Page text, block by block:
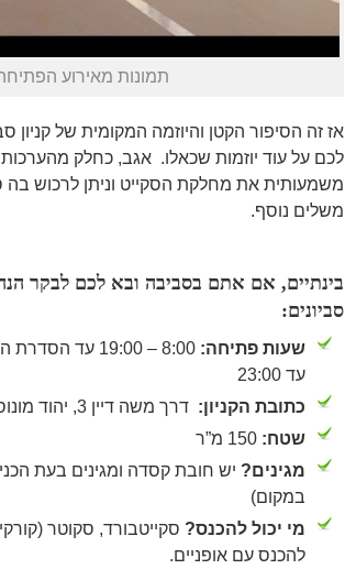
תמונות מאירוע
אז זה הסיפור הקטן והיוזמה המקומית של קניון
לכם על עוד יוזמות שכאלו. אגב, כחלק
משמעותית את מחלקת הסקייט וניתן לרכוש בה
משלים נוסף.
בינתיים, אם אתם בסביבה ובא לכם לבקר
סביונים:
שעות פתיחה:
8:00 – 19:00
עד 23:00
כתובת הקניון: דרך משה דיין 3, יהוד מונוסון, למגיעים ברכב, יש חניה בחינם בקניון.
שטח:
מגינים? יש חובת קסדה ומגינים בעת
במקום)
מי יכול להכנס? סקייטבורד, סקוטר
להכנס עם אופניים.